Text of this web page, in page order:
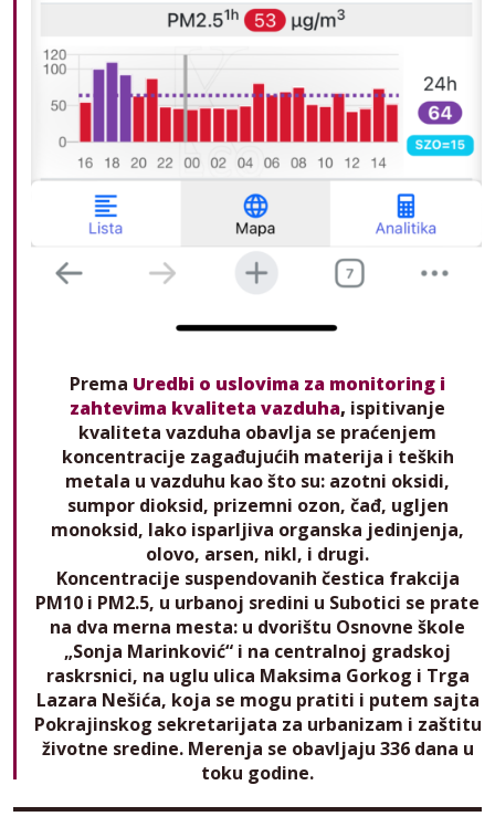
Prema Uredbi o uslovima za monitoring i
zahtevima kvaliteta vazduha, ispitivanje
kvaliteta vazduha obavlja se praćenjem
koncentracije zagađujućih materija i teških
metala u vazduhu kao što su: azotni oksidi,
sumpor dioksid, prizemni ozon, čađ, ugljen
monoksid, lako isparljiva organska jedinjenja,
olovo, arsen, nikl, i drugi.
Koncentracije suspendovanih čestica frakcija
PM10 i PM2.5, u urbanoj sredini u Subotici se prate
na dva merna mesta: u dvorištu Osnovne škole
„Sonja Marinković“ i na centralnoj gradskoj
raskrsnici, na uglu ulica Maksima Gorkog i Trga
Lazara Nešića, koja se mogu pratiti i putem sajta
Pokrajinskog sekretarijata za urbanizam i zaštitu
životne sredine. Merenja se obavljaju 336 dana u
toku godine.